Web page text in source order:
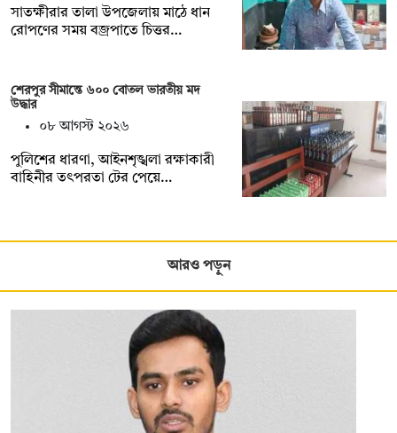
সাতক্ষীরার তালা উপজেলায় মাঠে ধান
রোপণের সময় বজ্রপাতে চিত্তর…
শেরপুর সীমান্তে ৬০০ বোতল ভারতীয় মদ
উদ্ধার
০৮ আগস্ট ২০২৬
পুলিশের ধারণা, আইনশৃঙ্খলা রক্ষাকারী
বাহিনীর তৎপরতা টের পেয়ে…
আরও পড়ুন